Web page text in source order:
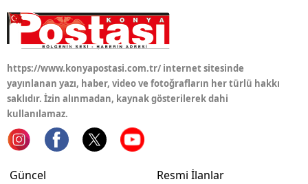
https://www.konyapostasi.com.tr/ internet sitesinde
yayınlanan yazı, haber, video ve fotoğrafların her türlü hakkı
saklıdır. İzin alınmadan, kaynak gösterilerek dahi
kullanılamaz.
Güncel
Resmi İlanlar